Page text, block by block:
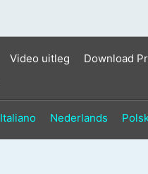
Video uitleg Download
Italiano Nederlands